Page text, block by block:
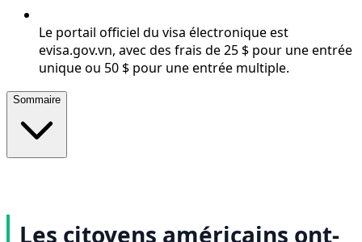
Le portail officiel du visa électronique est
evisa.gov.vn, avec des frais de 25 $ pour une entrée
unique ou 50 $ pour une entrée multiple.
Sommaire
Les citoyens américains ont-